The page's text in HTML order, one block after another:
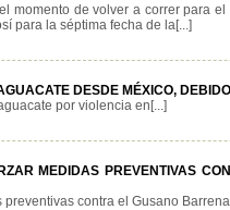
momento de volver a correr para
para la séptima fecha de la[...]
DESDE MÉXICO,
por violencia en[...]
MEDIDAS PREVENTIVAS
contra el Gusano